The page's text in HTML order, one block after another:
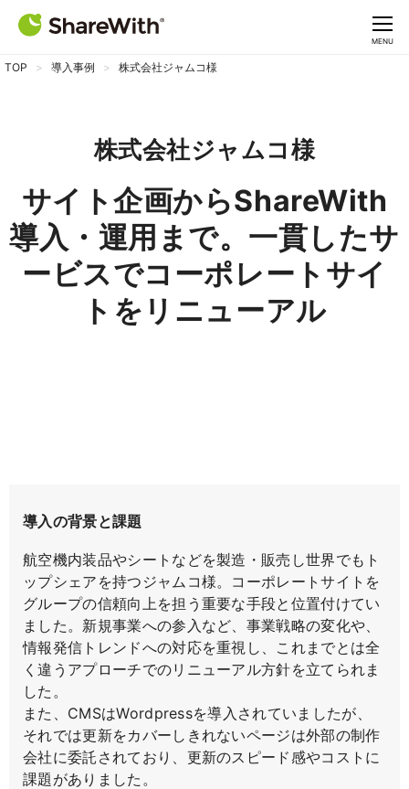
CLOSE
MENU
TOP 導入事例 株式会社ジャムコ様
株式会社ジャムコ様
サイト企画からShareWith
導入・運用まで。一貫したサ
ービスでコーポレートサイ
トをリニューアル
導入の背景と課題
航空機内装品やシートなどを製造・販売し世界でもト
ップシェアを持つジャムコ様。コーポレートサイトを
グループの信頼向上を担う重要な手段と位置付けてい
ました。新規事業への参入など、事業戦略の変化や、
情報発信トレンドへの対応を重視し、これまでとは全
く違うアプローチでのリニューアル方針を立てられま
した。
また、CMSはWordpressを導入されていましたが、
それでは更新をカバーしきれないページは外部の制作
会社に委託されており、更新のスピード感やコストに
課題がありました。